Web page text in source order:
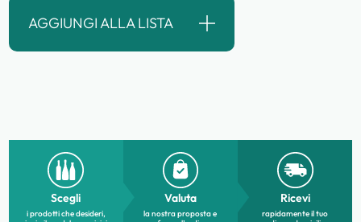
AGGIUNGI ALLA LISTA
Scegli
i prodotti che desideri,
Valuta
la nostra proposta e
Ricevi
rapidamente il tuo